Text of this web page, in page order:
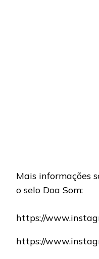
Mais informações
o selo Doa Som:
https://
https://